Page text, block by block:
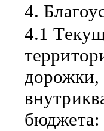
4.
4.1
дорожки,
бюджета: